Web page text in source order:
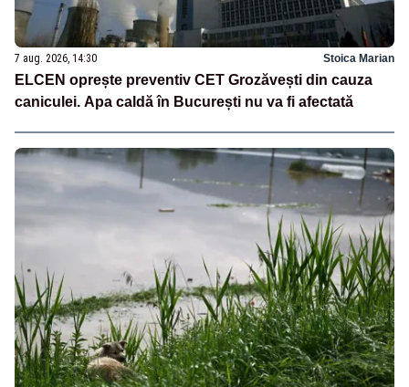
7 aug. 2026, 14:30 Stoica Marian
ELCEN oprește preventiv CET Grozăvești din cauza
caniculei. Apa caldă în București nu va fi afectată